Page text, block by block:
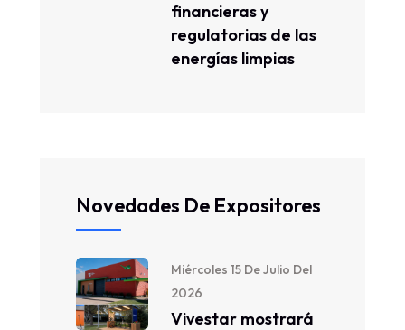
financieras y
regulatorias de las
energías limpias
Novedades De Expositores
Miércoles 15 De Julio Del
2026
Vivestar mostrará